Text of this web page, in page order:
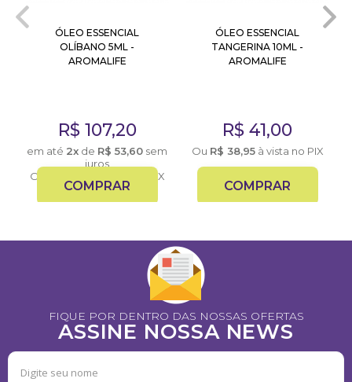
ÓLEO ESSENCIAL
OLÍBANO 5ML -
AROMALIFE
R$ 107,20
em até 2x de R$53,60 sem
juros
Ou
à vista no PIX
COMPRAR
ÓLEO ESSENCIAL
TANGERINA 10ML -
AROMALIFE
R$41,00
Ou R$ 38,95à vista no PIX
COMPRAR
FIQUE POR DENTRO DAS NOSSAS OFERTAS
ASSINE NOSSA NEWS